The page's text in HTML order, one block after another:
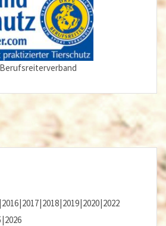
2016 2017 2018 2019 2020 2022
2026